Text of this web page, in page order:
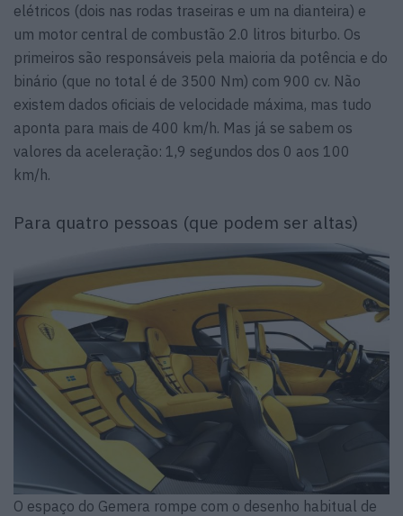
elétricos (dois nas rodas traseiras e um na dianteira) e
um motor central de combustão 2.0 litros biturbo. Os
primeiros são responsáveis pela maioria da potência e do
binário (que no total é de 3500 Nm) com 900 cv. Não
existem dados oficiais de velocidade máxima, mas tudo
aponta para mais de 400 km/h. Mas já se sabem os
valores da aceleração: 1,9 segundos dos 0 aos 100
km/h.
Para quatro pessoas (que podem ser altas)
O espaço do Gemera rompe com o desenho habitual de